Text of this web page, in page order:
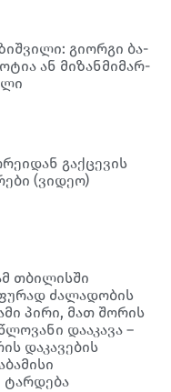
გი­ორ­გი ბა­
ან მი­ზან­მი­მარ­
გაქცევის
(ვიდეო)
თბილისში
ძალადობის
პირი, მათ შორის
დააკავა –
დაკავების
ტარდება